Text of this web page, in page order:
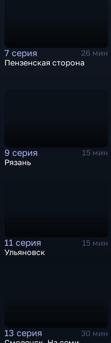
7 серия
26 мин
Пензенская сторона
9 серия
15 мин
Рязань
11 серия
15 мин
Ульяновск
13 серия
30 мин